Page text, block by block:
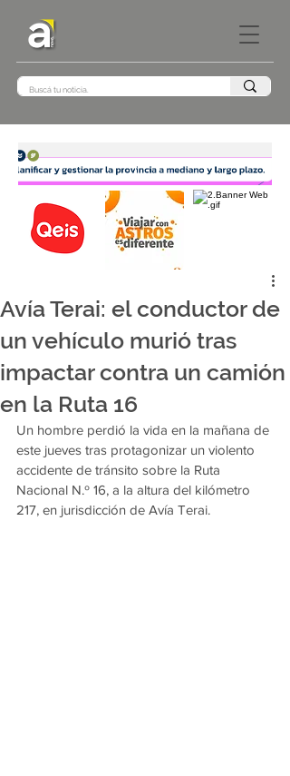
Avía Terai: el conductor de
un vehículo murió tras
impactar contra un camión
en la Ruta 16
Un hombre perdió la vida en la mañana de
este jueves tras protagonizar un violento
accidente de tránsito sobre la Ruta
Nacional N.º 16, a la altura del kilómetro
217, en jurisdicción de Avía Terai.